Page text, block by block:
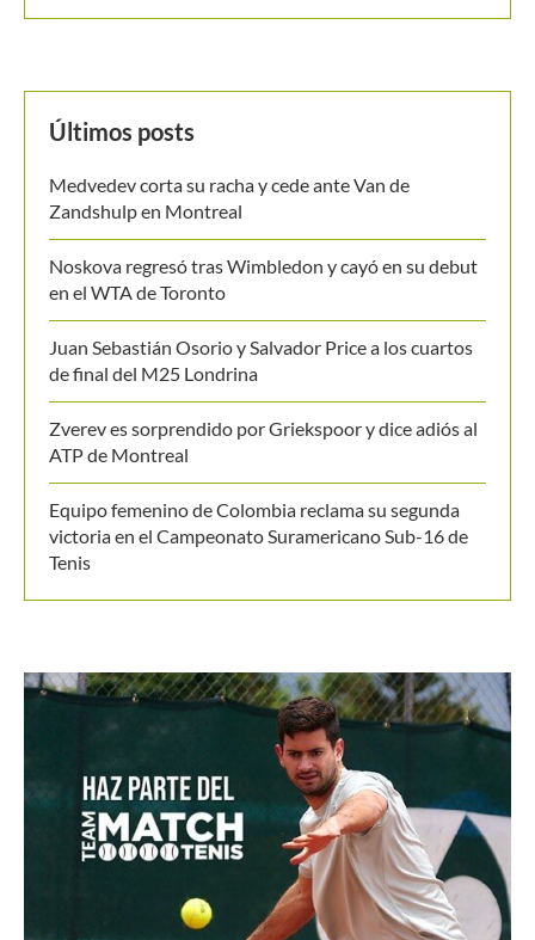
de final del M25 Londrina
ATP de Montreal
Equipo femenino de Colombia reclama su segunda
victoria en el Campeonato Suramericano Sub-16 de
Tenis